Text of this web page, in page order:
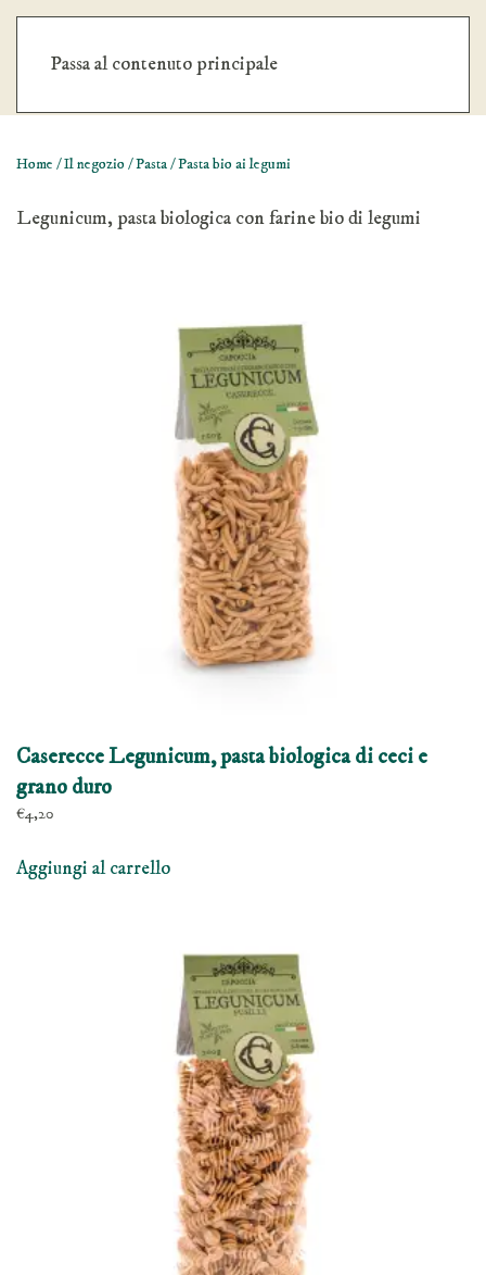
Chiudi
Passa al contenuto principale
Home /Il negozio /Pasta/ Pasta bio ai legumi
Legunicum, pasta biologica con farine bio di legumi
Caserecce Legunicum, pasta biologica di ceci e
grano duro
€4,20
Aggiungi al carrello